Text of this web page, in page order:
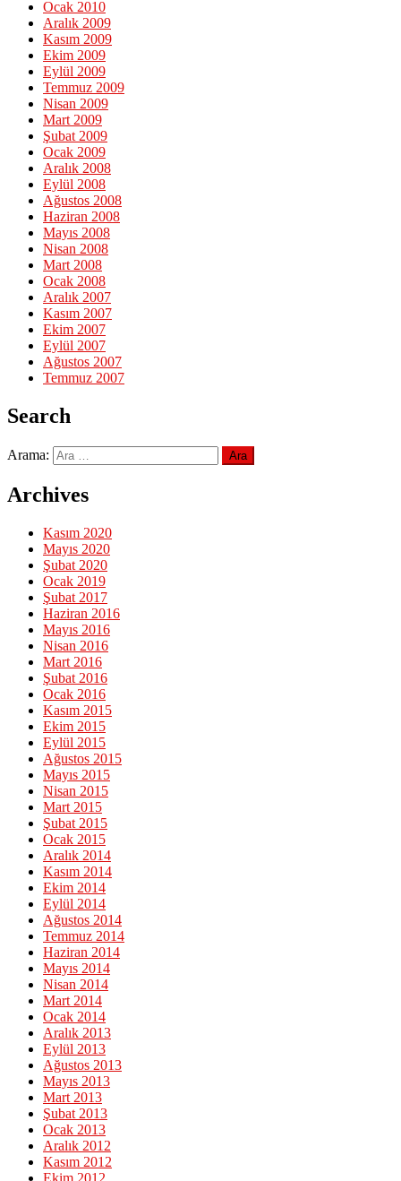
Ocak 2010
Aralık 2009
Kasım 2009
Ekim 2009
Eylül 2009
Temmuz 2009
Nisan 2009
Mart 2009
Şubat 2009
Ocak 2009
Aralık 2008
Eylül 2008
Ağustos 2008
Haziran 2008
Mayıs 2008
Nisan 2008
Mart 2008
Ocak 2008
Aralık 2007
Kasım 2007
Ekim 2007
Eylül 2007
Ağustos 2007
Temmuz 2007
Search
Arama:
Archives
Kasım 2020
Mayıs 2020
Şubat 2020
Ocak 2019
Şubat 2017
Haziran 2016
Mayıs 2016
Nisan 2016
Mart 2016
Şubat 2016
Ocak 2016
Kasım 2015
Ekim 2015
Eylül 2015
Ağustos 2015
Mayıs 2015
Nisan 2015
Mart 2015
Şubat 2015
Ocak 2015
Aralık 2014
Kasım 2014
Ekim 2014
Eylül 2014
Ağustos 2014
Temmuz 2014
Haziran 2014
Mayıs 2014
Nisan 2014
Mart 2014
Ocak 2014
Aralık 2013
Eylül 2013
Ağustos 2013
Mayıs 2013
Mart 2013
Şubat 2013
Ocak 2013
Aralık 2012
Kasım 2012
Ekim 2012